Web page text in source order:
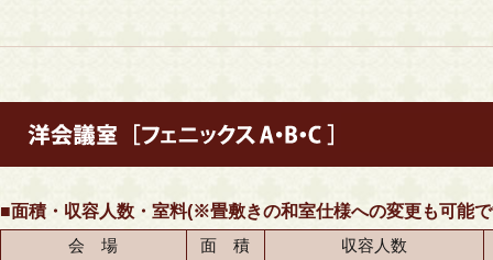
■面積・収容人数・室料(※畳敷きの和室仕様への変更も可能
会 場
面 積
収容人数